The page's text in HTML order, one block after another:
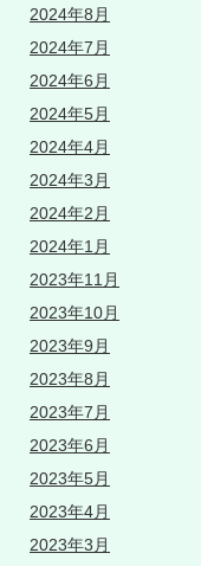
2024年8月
2024年7月
2024年6月
2024年5月
2024年4月
2024年3月
2024年2月
2024年1月
2023年11月
2023年10月
2023年9月
2023年8月
2023年7月
2023年6月
2023年5月
2023年4月
2023年3月